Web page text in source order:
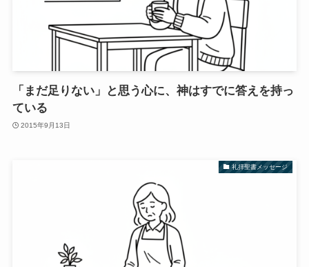
「まだ足りない」と思う心に、神はすでに答えを持っ
ている
2015年9月13日
礼拝聖書メッセージ